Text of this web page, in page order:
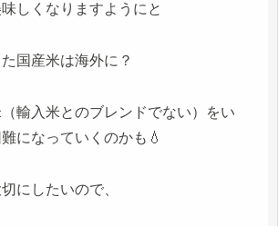
しくなりますようにと
国産米は海外に？
輸入米とのブレンドでない）をい
になっていくのかも💧
にしたいので、